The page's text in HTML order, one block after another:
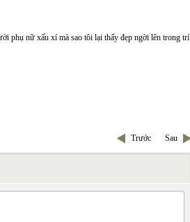
phụ nữ xấu xí mà sao tôi lại thấy đẹp ngời lên trong trí
Trước Sau